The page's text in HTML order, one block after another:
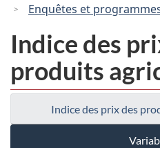
Enquêtes et
Indice des
produits
Indice des prix des